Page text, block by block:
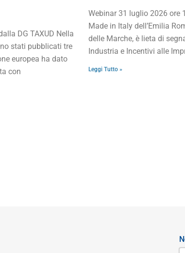
DG TAXUD Nella
stati pubblicati tre
europea ha dato
con
Webinar 31 luglio 2026 ore
Made in Italy dell’Emilia
delle Marche, è lieta di
Industria e Incentivi alle
Leggi Tutto »